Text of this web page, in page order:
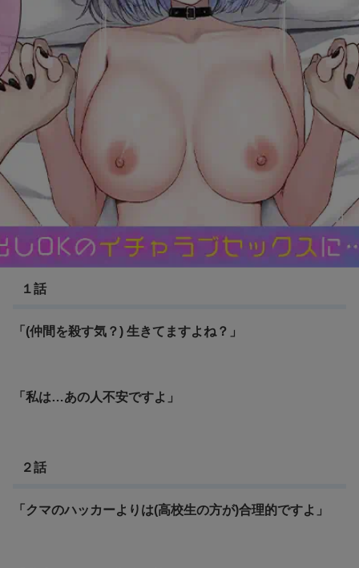
リコリス・リコイル
１話
「(仲間を殺す気？) 生きてますよね？」
「私は…あの人不安ですよ」
２話
「クマのハッカーよりは(高校生の方が)合理的ですよ」